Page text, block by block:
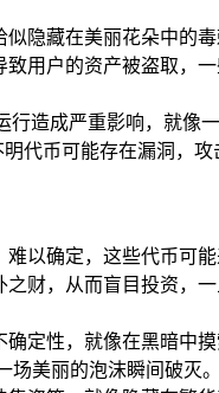
隐藏在美丽花朵中的
用户的资产被盗取，
行造成严重影响，就
代币可能存在漏洞，
以确定，这些代币可
财，从而盲目投资，
定性，就像在黑暗中
美丽的泡沫瞬间破灭。